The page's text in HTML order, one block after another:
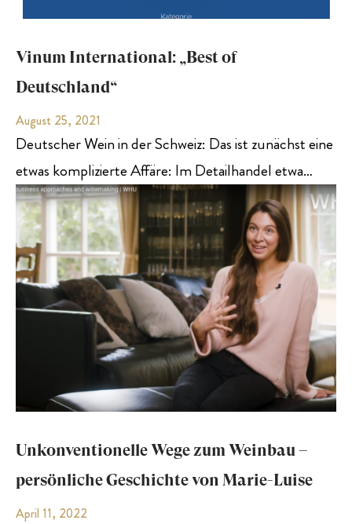
Vinum International: „Best of
Deutschland“
August 25, 2021
Deutscher Wein in der Schweiz: Das ist zunächst eine
etwas komplizierte Affäre: Im Detailhandel etwa…
Unkonventionelle Wege zum Weinbau –
persönliche Geschichte von Marie-Luise
April 11, 2022